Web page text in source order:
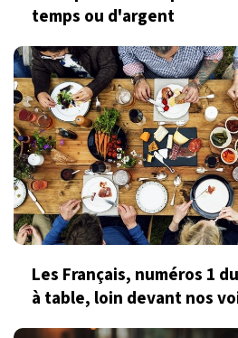
temps ou d'argent
Les Français, numéros 1
à table, loin devant nos